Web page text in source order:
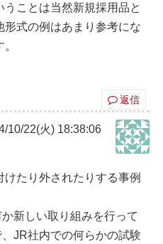
ことは当然新規採用品と
形式の例はあまり参考にな
返信
10/22(火) 18:38:06
たり外されたりする事例
新しい取り組みを行って
JR社内での何らかの試験